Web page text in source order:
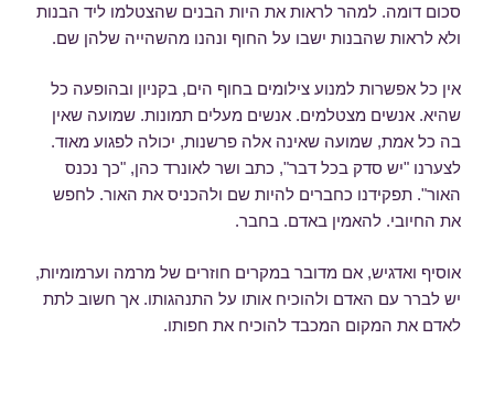
סכום דומה. למהר לראות את היות הבנים שהצטלמו ליד הבנות
ולא לראות שהבנות ישבו על החוף ונהנו מהשהייה שלהן שם.
אין כל אפשרות למנוע צילומים בחוף הים, בקניון ובהופעה כל
שהיא. אנשים מצטלמים. אנשים מעלים תמונות. שמועה שאין
בה כל אמת, שמועה שאינה אלה פרשנות, יכולה לפגוע מאוד.
לצערנו "יש סדק בכל דבר", כתב ושר לאונרד כהן, "כך נכנס
האור". תפקידנו כחברים להיות שם ולהכניס את האור. לחפש
את החיובי. להאמין באדם. בחבר.
אוסיף ואדגיש, אם מדובר במקרים חוזרים של מרמה וערמומיות,
יש לברר עם האדם ולהוכיח אותו על התנהגותו. אך חשוב לתת
לאדם את המקום המכבד להוכיח את חפותו.